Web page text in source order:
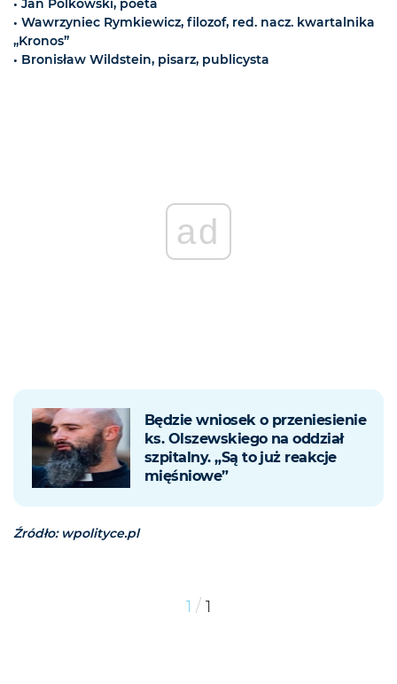
• Jan Polkowski, poeta
• Wawrzyniec Rymkiewicz, filozof, red. nacz. kwartalnika
„Kronos”
• Bronisław Wildstein, pisarz, publicysta
ad
Będzie wniosek o przeniesienie
ks. Olszewskiego na oddział
szpitalny. „Są to już reakcje
mięśniowe”
Źródło: wpolityce.pl
1 / 1